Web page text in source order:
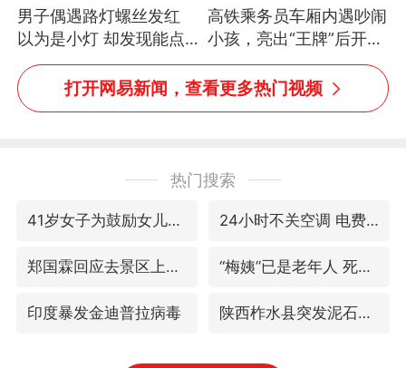
男子偶遇路灯螺丝发红
以为是小灯 却发现能点
燃香烟 当事人：已报警
处理
高铁乘务员车厢内遇吵闹
小孩，亮出“王牌”后开启
一键静音
打开网易新闻，查看更多热门视频
热门搜索
41岁女子为鼓励女儿考上985研究生 24小时不关空调 电费反而更低？
郑国霖回应去景区上班被保安拦下 “梅姨”已是老年人 死刑或适用受限
印度暴发金迪普拉病毒 陕西柞水县突发泥石流致1死2失联